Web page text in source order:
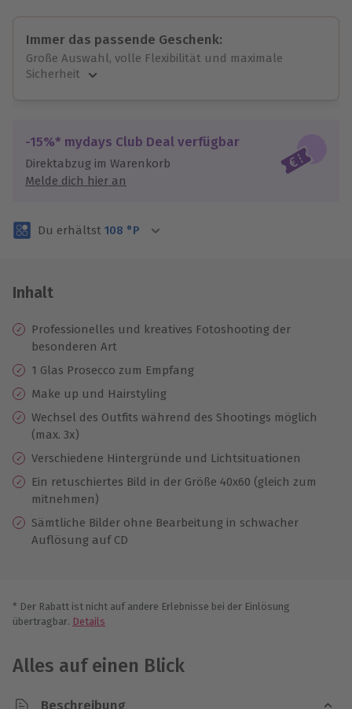
Immer das passende Geschenk:
Große Auswahl, volle Flexibilität und maximale
Sicherheit
Jeder Gutschein für alle Erlebnisse einlösbar.
Maximale Sicherheit
3 Jahre gültig & verlängerbar.
-15%* mydays Club Deal verfügbar
Direktabzug im Warenkorb
Melde dich hier an
Du erhältst 108 °P
Inhalt
Professionelles und kreatives Fotoshooting der
besonderen Art
1 Glas Prosecco zum Empfang
Make up und Hairstyling
Wechsel des Outfits während des Shootings möglich
(max. 3x)
Verschiedene Hintergründe und Lichtsituationen
Ein retuschiertes Bild in der Größe 40x60 (gleich zum
mitnehmen)
Sämtliche Bilder ohne Bearbeitung in schwacher
Auflösung auf CD
* Der Rabatt ist nicht auf andere Erlebnisse bei der Einlösung
übertragbar. Details
Alles auf einen Blick